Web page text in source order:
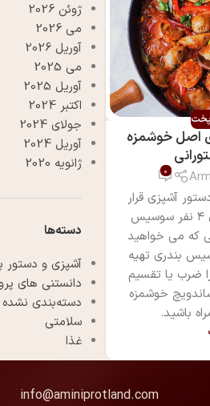
پخت
اصل خوشمزه
0
آشپزی قرار
گرفته است می توانید برای ۴ نفر سوسیس
که می خواهید
بندری تهیه
ضرب یا تقسیم
خوشمزه
باشید.
ژوئن 2026
می 2026
آوریل 2026
می 2025
آوریل 2025
اکتبر 2024
جولای 2024
آوریل 2024
ژانویه 2020
دسته‌ها
آشپزی و
دانستنی های
دسته‌بندی نشده
سلامتی
غذا
info@aminiprotland.com